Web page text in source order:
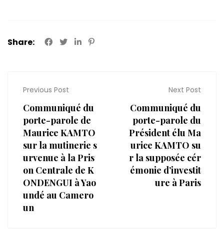
Share:
Previous Post
Communiqué du
porte-parole de
Maurice KAMTO
sur la mutinerie s
urvenue à la Pris
on Centrale de K
ONDENGUI à Yao
undé au Camero
un
Next Post
Communiqué du
porte-parole du
Président élu Ma
urice KAMTO su
r la supposée cér
émonie d’investit
ure à Paris